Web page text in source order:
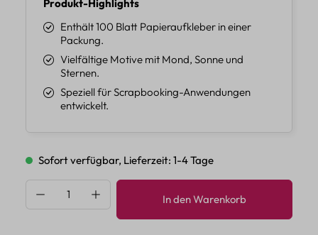
Produkt-Highlights
Enthält 100 Blatt Papieraufkleber in einer
Packung.
Vielfältige Motive mit Mond, Sonne und
Sternen.
Speziell für Scrapbooking-Anwendungen
entwickelt.
Sofort verfügbar, Lieferzeit: 1-4 Tage
Produkt Anzahl: Gib den gewünschten
In den Warenkorb